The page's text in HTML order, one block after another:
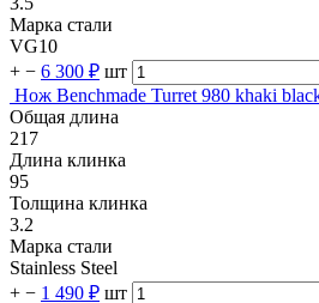
Марка стали
VG10
+ − 6 300 ₽ шт
Нож Benchmade Turret 980 khaki
Общая длина
217
Длина клинка
95
Толщина клинка
3.2
Марка стали
Stainless Steel
+ − 1 490 ₽ шт